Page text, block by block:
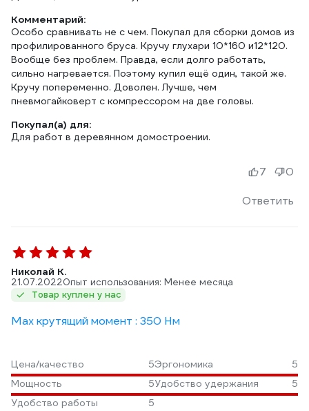
Комментарий:
Особо сравнивать не с чем. Покупал для сборки домов из
профилированного бруса. Кручу глухари 10*160 и12*120.
Вообще без проблем. Правда, если долго работать,
сильно нагревается. Поэтому купил ещё один, такой же.
Кручу попеременно. Доволен. Лучше, чем
пневмогайковерт с компрессором на две головы.
Покупал(а) для:
Для работ в деревянном домостроении.
Ответить
7 0
Николай К.
21.07.2022Опыт использования: Менее месяца
Товар куплен у нас
Max крутящий момент : 350 Нм
Цена/качество 5Эргономика
5
Мощность
5Удобство удержания
5
Удобство работы
5